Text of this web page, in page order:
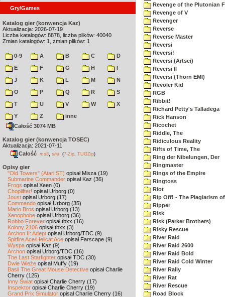
Gry/Games
Katalog gier (konwencja Kaz)
Aktualizacja: 2026-07-19
Liczba katalogów: 8878, liczba plików: 40040
Zmian katalogów: 1, zmian plików: 1
0-9 A B C
D
E
F G H
I
J
K L M
N
O
P Q R
S
T
U V W
X
Y
Z
inne
Całość 3074 MB
Katalog gier (konwencja TOSEC)
Aktualizacja: 2021-07-11
Całość md5 sha (7-Zip TUGZip)
Opisy gier
"Old Towers" (Atari ST) opisał Misza (19)
Submarine Commander opisał Kaz (36)
Frogs opisał Xeen (0)
Choplifter! opisał Urborg (0)
Joust opisał Urborg (17)
Commando opisał Urborg (35)
Mario Bros opisał Urborg (13)
Xenophobe opisał Urborg (36)
Robbo Forever opisał tbxx (16)
Kolony 2106 opisał tbxx (3)
Archon II: Adept opisał Urborg/TDC (9)
Spitfire Ace/Hellcat Ace opisał Farscape (9)
Wyspa opisał Kaz (9)
Archon opisał Urborg/TDC (16)
The Last Starfighter opisał TDC (30)
Dwie Wieże opisał Muffy (19)
Basil The Great Mouse Detective opisał Charlie
Cherry (125)
Inny Świat opisał Charlie Cherry (17)
Inspektor opisał Charlie Cherry (19)
Grand Prix Simulator opisał Charlie Cherry (16)
Revenge of the Plutonian
Revenge of V
Revenger
Reverse
Reverse Master
Reversi
Reversi!
Reversi (Artsci)
Reversi II
Reversi (Thorn EMI)
Revoler Kid
RGB
Ribbit!
Richard Petty's Talladega
Rick Hanson
Ricochet
Riddle, The
Ridiculous Reality
Rifts of Time, The
Ring der Nibelungen, Der
Ringmaster
Rings of the Empire
Ringtoss
Riot
Rip Off! - The Plagiarism of
Ripper
Risk
Risk (Parker Brothers)
Risky Rescue
River Raid
River Raid 2600
River Raid Bold
River Raid Cold Winter
River Rally
River Rat
River Rescue
Road Block